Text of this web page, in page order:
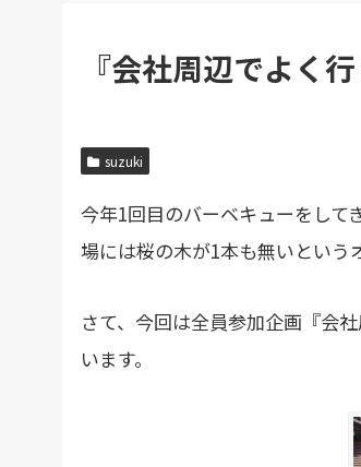
『会社周辺でよく
suzuki
今年1回目のバーベキューをして
場には桜の木が1本も無いという
さて、今回は全員参加企画『会
います。